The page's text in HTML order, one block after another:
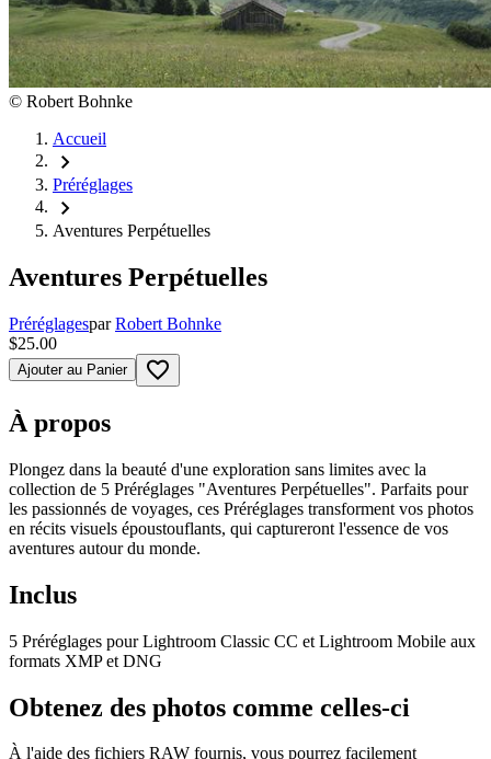
© Robert Bohnke
Accueil
chevron_right
Préréglages
chevron_right
Aventures Perpétuelles
Aventures Perpétuelles
Préréglagespar Robert Bohnke
$25.00
Ajouter au Panier favorite_border
À propos
Plongez dans la beauté d'une exploration sans limites avec la
collection de 5 Préréglages "Aventures Perpétuelles". Parfaits pour
les passionnés de voyages, ces Préréglages transforment vos photos
en récits visuels époustouflants, qui captureront l'essence de vos
aventures autour du monde.
Inclus
5 Préréglages pour Lightroom Classic CC et Lightroom Mobile aux
formats XMP et DNG
Obtenez des photos comme celles-ci
À l'aide des fichiers RAW fournis, vous pourrez facilement